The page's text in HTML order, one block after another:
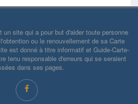
un site qui a pour but d'aider toute personne
ou le renouvellement de sa Carte
est donné à titre informatif et Guide-Carte-
tenu responsable d'erreurs qui se seraient
dans ses pages.